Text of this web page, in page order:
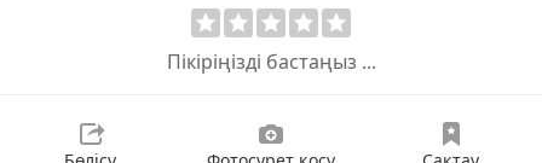
Пікіріңізді бастаңыз ...